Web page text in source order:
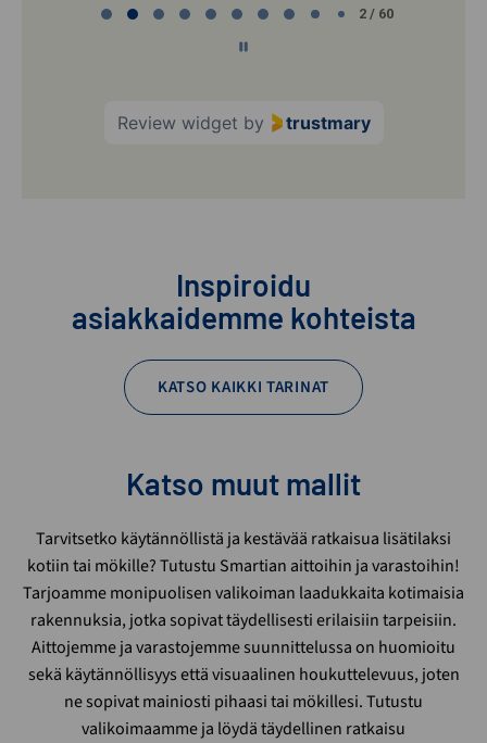
2 / 60
Review widget by trustmary
Inspiroidu
asiakkaidemme kohteista
KATSO KAIKKI TARINAT
Katso muut mallit
Tarvitsetko käytännöllistä ja kestävää ratkaisua lisätilaksi
kotiin tai mökille? Tutustu Smartian aittoihin ja varastoihin!
Tarjoamme monipuolisen valikoiman laadukkaita kotimaisia
rakennuksia, jotka sopivat täydellisesti erilaisiin tarpeisiin.
Aittojemme ja varastojemme suunnittelussa on huomioitu
sekä käytännöllisyys että visuaalinen houkuttelevuus, joten
ne sopivat mainiosti pihaasi tai mökillesi. Tutustu
valikoimaamme ja löydä täydellinen ratkaisu